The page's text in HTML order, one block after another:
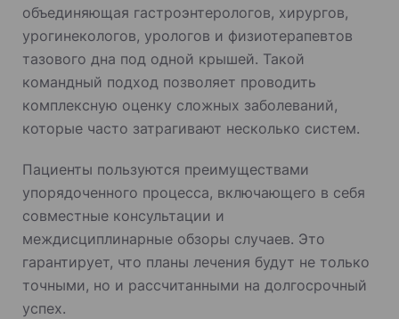
объединяющая гастроэнтерологов, хирургов,
урогинекологов, урологов и физиотерапевтов
тазового дна под одной крышей. Такой
командный подход позволяет проводить
комплексную оценку сложных заболеваний,
которые часто затрагивают несколько систем.
Пациенты пользуются преимуществами
упорядоченного процесса, включающего в себя
совместные консультации и
междисциплинарные обзоры случаев. Это
гарантирует, что планы лечения будут не только
точными, но и рассчитанными на долгосрочный
успех.